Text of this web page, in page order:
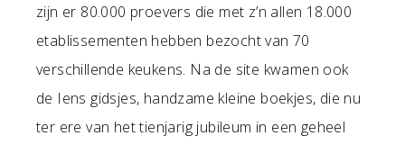
zijn er 80.000 proevers die met z’n allen 18.000
etablissementen hebben bezocht van 70
verschillende keukens. Na de site kwamen ook
de Iens gidsjes, handzame kleine boekjes, die nu
ter ere van het tienjarig jubileum in een geheel